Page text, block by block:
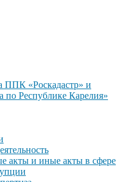
ППК «Роскадастр» и
по Республике Карелия»
акты и иные акты в сфере